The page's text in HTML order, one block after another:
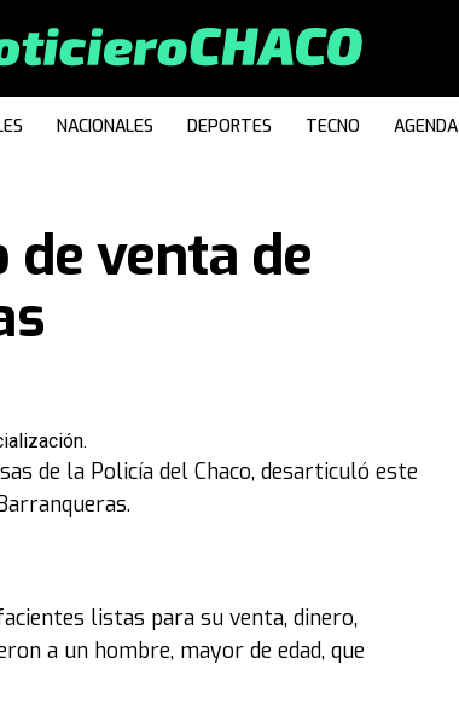
NACIONALES DEPORTES TECNO AGENDA
venta de
de la Policía del Chaco, desarticuló este
listas para su venta, dinero,
a un hombre, mayor de edad, que